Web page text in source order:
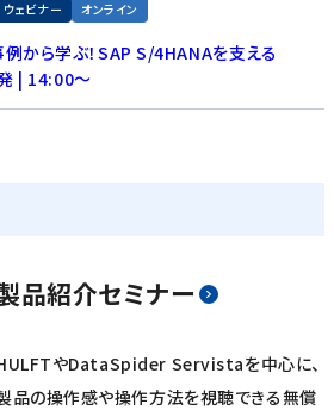
ウェビナー オンライン
例から学ぶ！SAP S/4HANAを支える
| 14:00～
品紹介セミナー
やDataSpider Servistaを中心に、
品の操作感や操作方法を視聴できる無償